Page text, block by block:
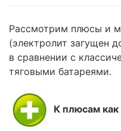
Рассмотрим плюсы и
(электролит загущен
в сравнении с
тяговыми батареями.
К плюсам